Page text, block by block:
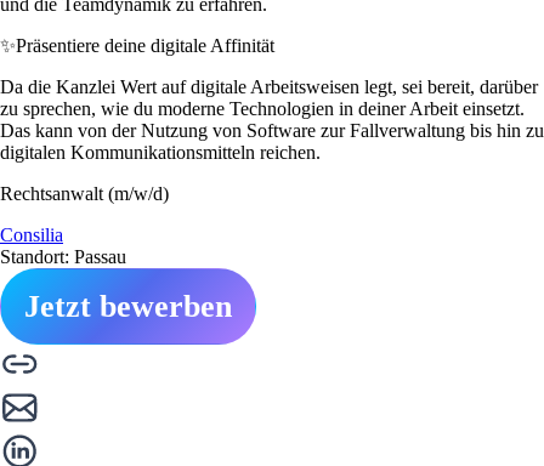
✨Präsentiere deine digitale Affinität
Da die Kanzlei Wert auf digitale Arbeitsweisen legt, sei bereit, darüber
zu sprechen, wie du moderne Technologien in deiner Arbeit einsetzt.
Das kann von der Nutzung von Software zur Fallverwaltung bis hin zu
digitalen Kommunikationsmitteln reichen.
Rechtsanwalt (m/w/d)
Consilia
Standort: Passau
Jetzt bewerben